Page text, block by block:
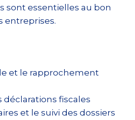
sont essentielles au bon
entreprises.
et le rapprochement
déclarations fiscales
et le suivi des dossiers